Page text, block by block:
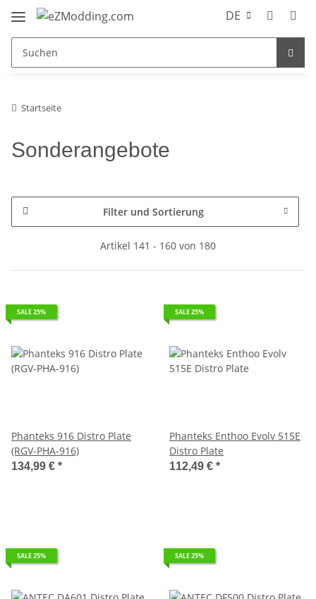
DE
Startseite
Sonderangebote
Filter und Sortierung
Artikel 141 - 160 von 180
SALE 25%
Phanteks 916 Distro Plate
(RGV-PHA-916)
134,99 € *
SALE 25%
Phanteks Enthoo Evolv 515E
Distro Plate
112,49 € *
SALE 25% SALE 25%